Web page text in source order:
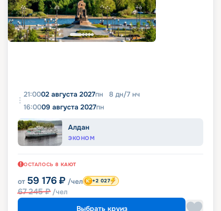
21:0002 августа 2027пн 8 дн/7 нч
16:0009 августа 2027пн
Алдан
ЭКОНОМ
ОСТАЛОСЬ 8 КАЮТ
от 59 176 ₽ /чел
67 245₽ /чел
+2 027
Выбрать круиз